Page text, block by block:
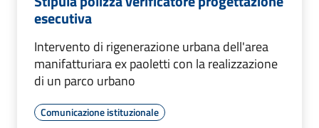
esecutiva
Intervento di rigenerazione urbana dell'area
manifatturiara ex paoletti con la realizzazione
di un parco urbano
Comunicazione istituzionale